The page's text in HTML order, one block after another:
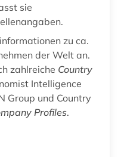
sie
zu ca.
der Welt an.
zahlreiche Country
Intelligence
Group und Country
Profiles.